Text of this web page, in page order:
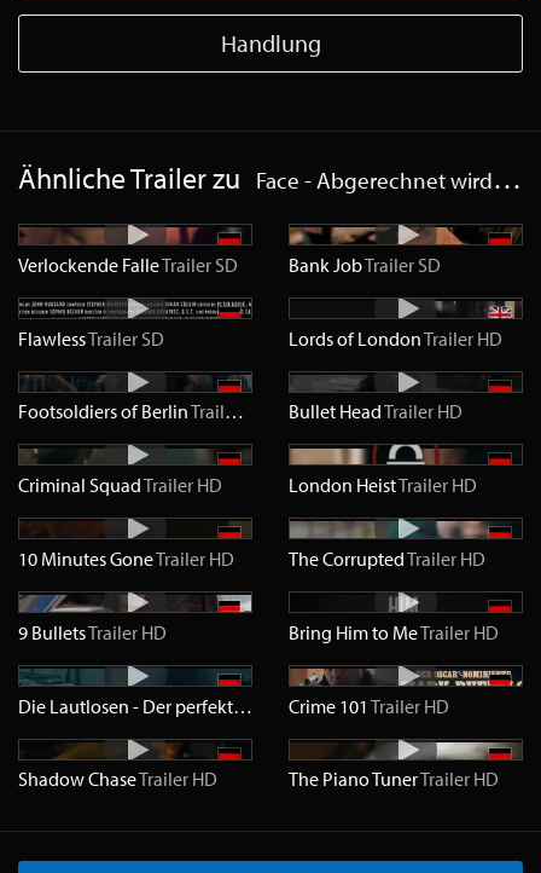
Handlung
Ähnliche Trailer zu Face - Abgerechnet wird zum Schluss
Verlockende FalleTrailer SD Bank JobTrailer SD
FlawlessTrailer SD Lords of LondonTrailer HD
Footsoldiers of BerlinTrailer Bullet HeadTrailer HD
Criminal SquadTrailer HD London HeistTrailer HD
10 Minutes GoneTrailer HD The CorruptedTrailer HD
9 BulletsTrailer HD Bring Him to MeTrailer HD
Die Lautlosen - Der perfekte Coup TrailerHD
Crime 101 Trailer HD
Shadow ChaseTrailer HD The Piano TunerTrailer HD